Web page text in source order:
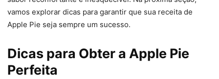
vamos explorar dicas para garantir que sua receita de
Apple Pie seja sempre um sucesso.
Dicas para Obter a Apple Pie
Perfeita